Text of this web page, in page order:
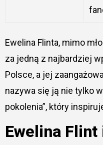
Ewelina Flinta, mimo
za jedną z najbardziej
Polsce, a jej
nazywa się ją nie tylko
pokolenia”, który
Ewelina